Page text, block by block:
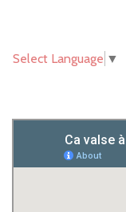
Select Language ▼